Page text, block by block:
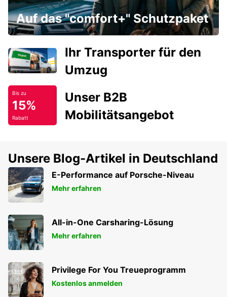
Auf das "comfort+" Schutzpaket
Ihr Transporter für den
Umzug
Bis zu
15%
Rabatt
Unser B2B
Mobilitätsangebot
Unsere Blog-Artikel in Deutschland
E-Performance auf Porsche-Niveau
Mehr erfahren
All-in-One Carsharing-Lösung
Mehr erfahren
Privilege For You Treueprogramm
Kostenlos anmelden